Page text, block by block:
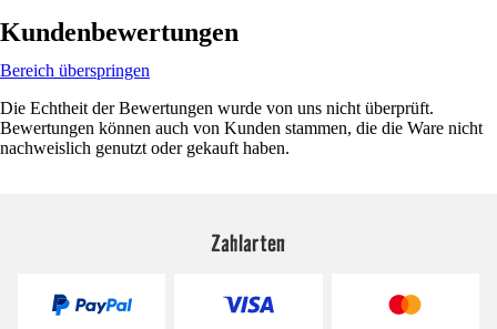
Kundenbewertungen
Bereich überspringen
Die Echtheit der Bewertungen wurde von uns nicht überprüft.
Bewertungen können auch von Kunden stammen, die die Ware nicht
nachweislich genutzt oder gekauft haben.
Zahlarten